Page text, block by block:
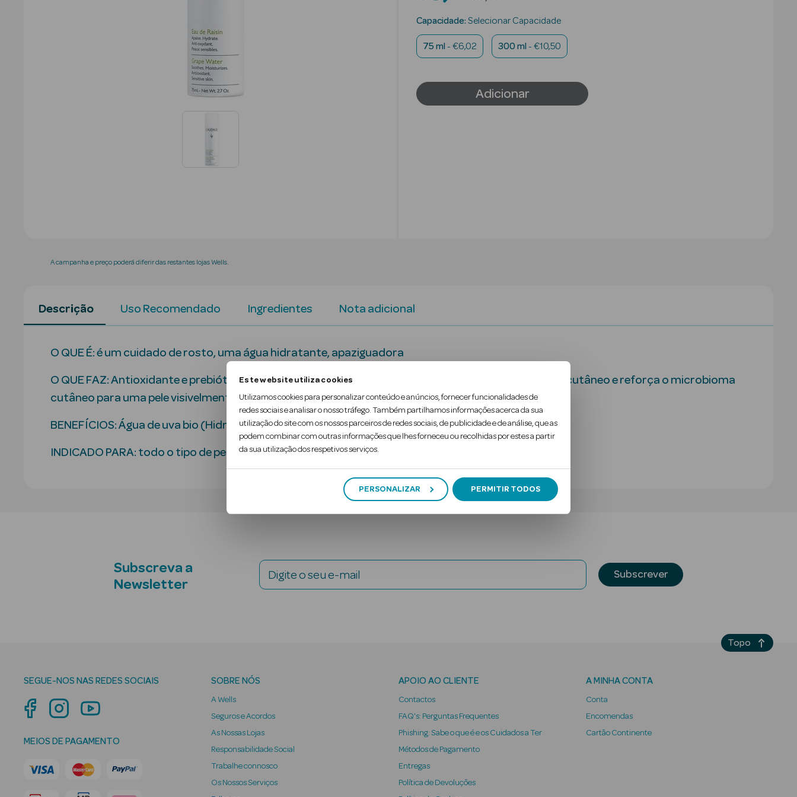
Este website utiliza cookies
Utilizamos cookies para personalizar conteúdo e anúncios, fornecer funcionalidades de
redes sociais e analisar o nosso tráfego. Também partilhamos informações acerca da sua
utilização do site com os nossos parceiros de redes sociais, de publicidade e de análise, que as
podem combinar com outras informações que lhes forneceu ou recolhidas por estes a partir
da sua utilização dos respetivos serviços.
PERSONALIZAR PERMITIR TODOS
Capacidade: Selecionar Capacidade
75 ml - €6,02 300 ml - €10,50
Adicionar
A campanha e preço poderá diferir das restantes lojas Wells.
Descrição Uso Recomendado Ingredientes Nota adicional
O QUE É: é um cuidado de rosto, uma água hidratante, apaziguadora
O QUE FAZ: Antioxidante e prebiótica, combate os radicais livres responsáveis pelo envelhecimento cutâneo e reforça o microbioma
cutâneo para uma pele visivelmente mais saudável.
BENEFÍCIOS: Água de uva bio (Hidrata & apazigua a pele seca.)
INDICADO PARA: todo o tipo de pele
Subscreva a
Newsletter
Digite o seu e-mail Subscrever
SEGUE-NOS NAS REDES SOCIAIS
MEIOS DE PAGAMENTO
SOBRE NÓS
A Wells
Seguros e Acordos
As Nossas Lojas
Responsabilidade Social
Trabalhe connosco
Os Nossos Serviços
APOIO AO CLIENTE
Contactos
FAQ's: Perguntas Frequentes
Phishing: Sabe o que é e os Cuidados a Ter
Métodos de Pagamento
Entregas
Política de Devoluções
A MINHA CONTA
Conta
Encomendas
Cartão Continente
Topo